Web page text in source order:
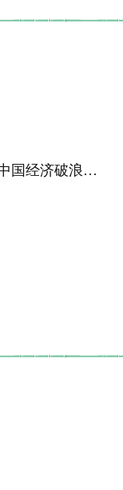
济破浪前行